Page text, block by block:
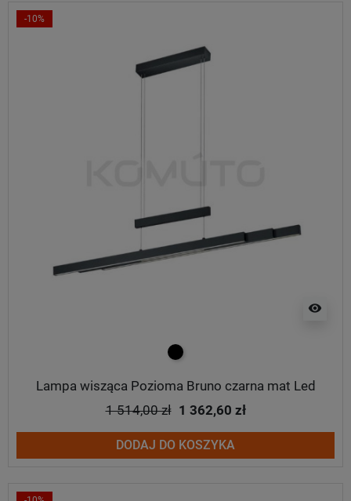
-10%
visibility
czarny
Lampa wisząca Pozioma Bruno czarna mat Led
1 514,00 zł 1 362,60 zł
DODAJ DO KOSZYKA